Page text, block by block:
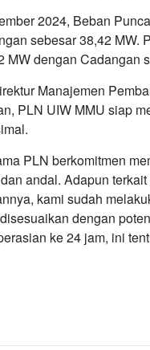
2024, Beban
sebesar 38,42 MW.
MW dengan Cadangan
Manajemen
PLN UIW MMU siap
PLN berkomitmen
andal. Adapun
kami sudah
dengan
ke 24 jam, ini